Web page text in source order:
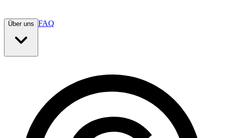
Über uns FAQ